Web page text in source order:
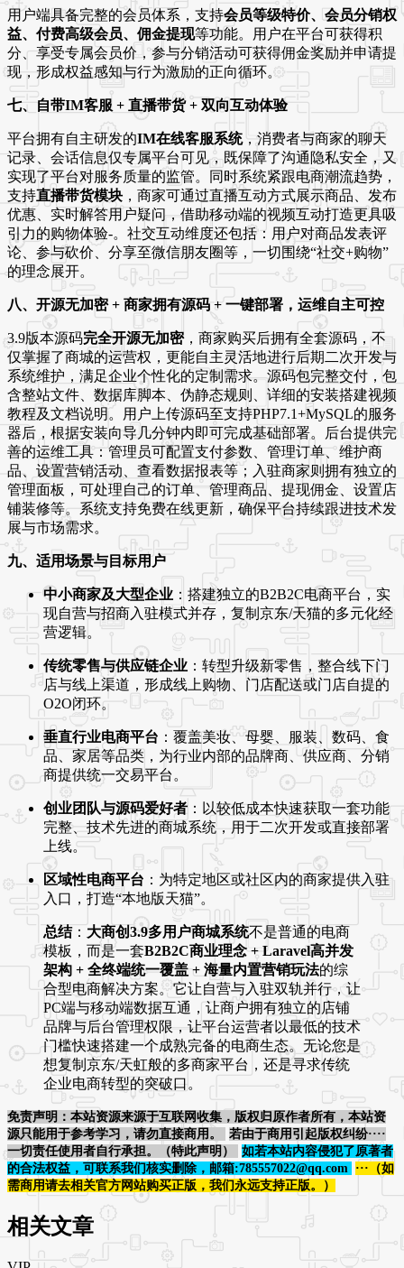
用户端具备完整的会员体系，支持会员等级特价、会员分销权
益、付费高级会员、佣金提现等功能。用户在平台可获得积
分、享受专属会员价，参与分销活动可获得佣金奖励并申请提
现，形成权益感知与行为激励的正向循环。
七、自带IM客服 + 直播带货 + 双向互动体验
平台拥有自主研发的IM在线客服系统，消费者与商家的聊天
记录、会话信息仅专属平台可见，既保障了沟通隐私安全，又
实现了平台对服务质量的监管。同时系统紧跟电商潮流趋势，
支持直播带货模块 ，商家可通过直播互动方式展示商品、发布
优惠、实时解答用户疑问，借助移动端的视频互动打造更具吸
引力的购物体验-。社交互动维度还包括：用户对商品发表评
论、参与砍价、分享至微信朋友圈等，一切围绕“社交+购物”
的理念展开。
八、开源无加密 + 商家拥有源码 + 一键部署，运维自主可控
3.9版本源码完全开源无加密，商家购买后拥有全套源码，不
仅掌握了商城的运营权，更能自主灵活地进行后期二次开发与
系统维护，满足企业个性化的定制需求。源码包完整交付，包
含整站文件、数据库脚本、伪静态规则、详细的安装搭建视频
教程及文档说明。用户上传源码至支持PHP7.1+MySQL的服务
器后，根据安装向导几分钟内即可完成基础部署。后台提供完
善的运维工具：管理员可配置支付参数、管理订单、维护商
品、设置营销活动、查看数据报表等；入驻商家则拥有独立的
管理面板，可处理自己的订单、管理商品、提现佣金、设置店
铺装修等。系统支持免费在线更新，确保平台持续跟进技术发
展与市场需求。
九、适用场景与目标用户
中小商家及大型企业 ：搭建独立的B2B2C电商平台，实
现自营与招商入驻模式并存，复制京东/天猫的多元化经
营逻辑。
传统零售与供应链企业 ：转型升级新零售，整合线下门
店与线上渠道，形成线上购物、门店配送或门店自提的
O2O闭环。
垂直行业电商平台 ：覆盖美妆、母婴、服装、数码、食
品、家居等品类，为行业内部的品牌商、供应商、分销
商提供统一交易平台。
创业团队与源码爱好者 ：以较低成本快速获取一套功能
完整、技术先进的商城系统，用于二次开发或直接部署
上线。
区域性电商平台 ：为特定地区或社区内的商家提供入驻
入口，打造“本地版天猫”。
总结： 大商创3.9多用户商城系统不是普通的电商
模板，而是一套B2B2C商业理念 + Laravel高并发
架构 + 全终端统一覆盖 + 海量内置营销玩法的综
合型电商解决方案。它让自营与入驻双轨并行，让
PC端与移动端数据互通，让商户拥有独立的店铺
品牌与后台管理权限，让平台运营者以最低的技术
门槛快速搭建一个成熟完备的电商生态。无论您是
想复制京东/天虹般的多商家平台，还是寻求传统
企业电商转型的突破口。
免责声明：本站资源来源于互联网收集，版权归原作者所有，本站资
源只能用于参考学习，请勿直接商用。
若由于商用引起版权纠纷····
一切责任使用者自行承担。（特此声明）
如若本站内容侵犯了原著者
的合法权益，可联系我们核实删除，邮箱:785557022@qq.com
···（如
需商用请去相关官方网站购买正版，我们永远支持正版。）
相关文章